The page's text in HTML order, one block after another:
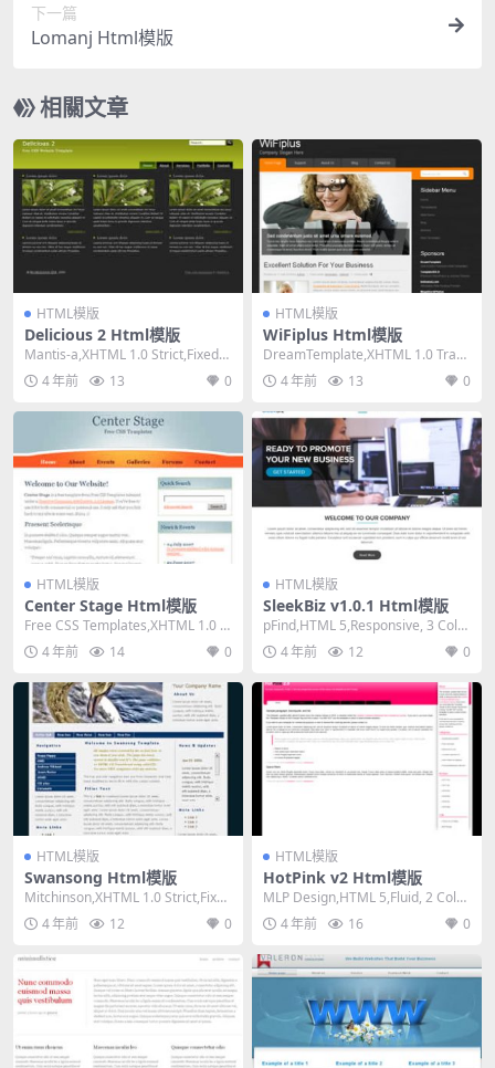
下一篇
Lomanj Html模版
相關文章
HTML模版
Delicious 2 Html模版
Mantis-a,XHTML 1.0 Strict,Fixed
Width, 3...
4 年前 13 0
HTML模版
WiFiplus Html模版
DreamTemplate,XHTML 1.0 Trans
itional,Fix...
4 年前 13 0
HTML模版
Center Stage Html模版
Free CSS Templates,XHTML 1.0 St
rict,Fixe...
4 年前 14 0
HTML模版
SleekBiz v1.0.1 Html模版
pFind,HTML 5,Responsive, 3 Colu
mns,Mixed...
4 年前 12 0
HTML模版
Swansong Html模版
Mitchinson,XHTML 1.0 Strict,Fixed
Width,...
4 年前 12 0
HTML模版
HotPink v2 Html模版
MLP Design,HTML 5,Fluid, 2 Colu
mns,Dark ...
4 年前 16 0